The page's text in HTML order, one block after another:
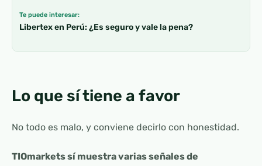
Te puede interesar:
Libertex en Perú: ¿Es seguro y vale la pena?
Lo que sí tiene a favor
No todo es malo, y conviene decirlo con honestidad.
TIOmarkets sí muestra varias señales de